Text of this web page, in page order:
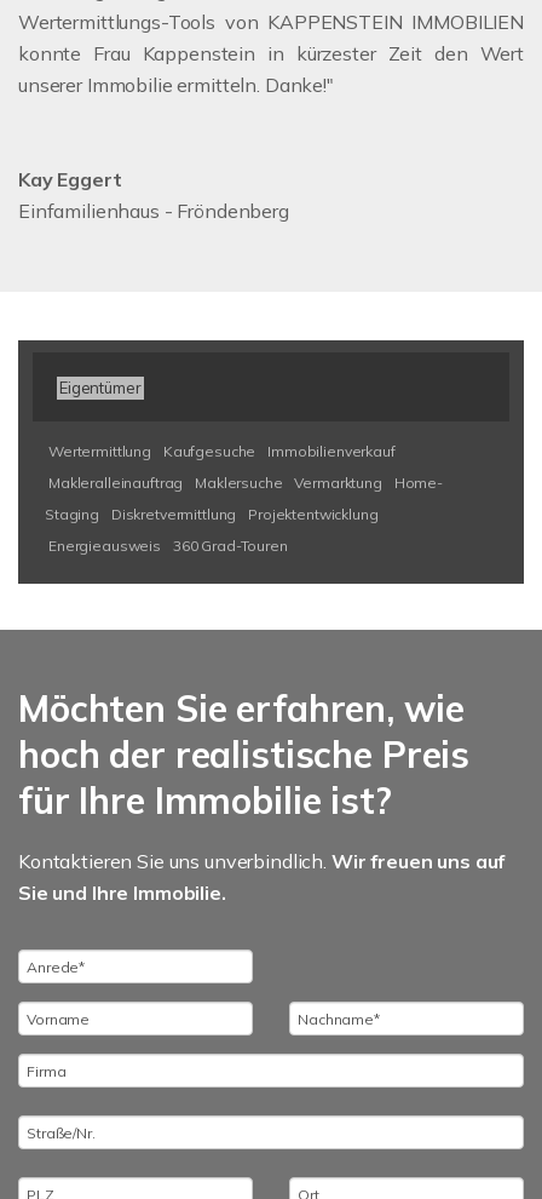
Wertermittlungs-Tools von KAPPENSTEIN IMMOBILIEN
konnte Frau Kappenstein in kürzester Zeit den Wert
unserer Immobilie ermitteln. Danke!"
Kay Eggert
Einfamilienhaus - Fröndenberg
Eigentümer
Wertermittlung Kaufgesuche
Immobilienverkauf
Makleralleinauftrag
Maklersuche Vermarktung
Home-
Staging
Diskretvermittlung
Projektentwicklung
Energieausweis
360 Grad-Touren
Möchten Sie erfahren, wie
hoch der realistische Preis
für Ihre Immobilie ist?
Kontaktieren Sie uns unverbindlich. Wir freuen uns auf
Sie und Ihre Immobilie.